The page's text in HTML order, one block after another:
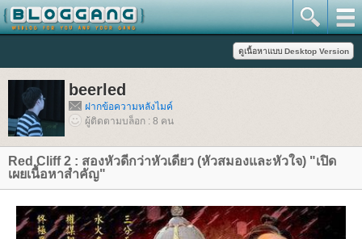
beerled
ฝากข้อความหลังไมค์
ผู้ติดตามบล็อก : 8 คน
Red Cliff 2 : สองหัวดีกว่าหัวเดียว (หัวสมองและหัวใจ) "เปิด
เผยเนื้อหาสำคัญ"